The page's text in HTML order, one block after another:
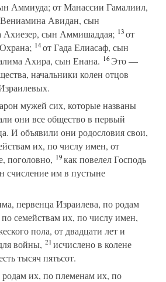
Аммиуда; от Манассии Гамалиил,
Авидан, сын
сын Аммишаддая; 13от
14от Гада Елиасаф, сын
Ахира, сын Енана. 16Это —
начальники колен отцов
мужей сих, которые названы
они все общество в первый
И объявили они родословия свои,
их, по числу имен, от
поголовно, 19как повелел Господь
счисление им в пустыне
первенца Израилева, по родам
семействам их, по числу имен,
пола, от двадцати лет и
войны, 21исчислено в колене
тысяч пятьсот.
их, по племенам их, по